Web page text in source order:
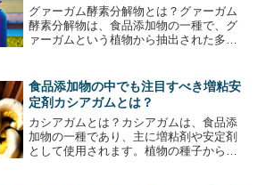
グァーガム酵素分解物とは？グァーガム
酵素分解物は、食品添加物の一種で、グ
ァーガムという植物から抽出された多糖
ジア地域で栽培されるガラボツム科の植
物で、種子から抽出される...
食品添加物の中でも注目すべき増粘安
定剤カシアガムとは？
カシアガムとは？カシアガムは、食品添
加物の一種であり、主に増粘剤や安定剤
として使用されます。植物の種子から抽